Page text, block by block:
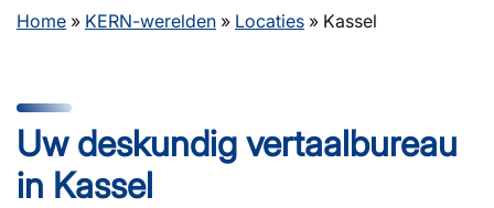
Home » KERN-werelden » Locaties » Kassel
Uw deskundig vertaalbureau
in Kassel